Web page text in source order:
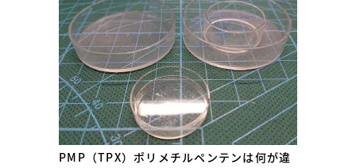
PMP（TPX）ポリメチルペンテンは何が違